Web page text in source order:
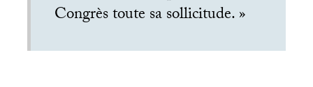
Congrès toute sa sollicitude.»